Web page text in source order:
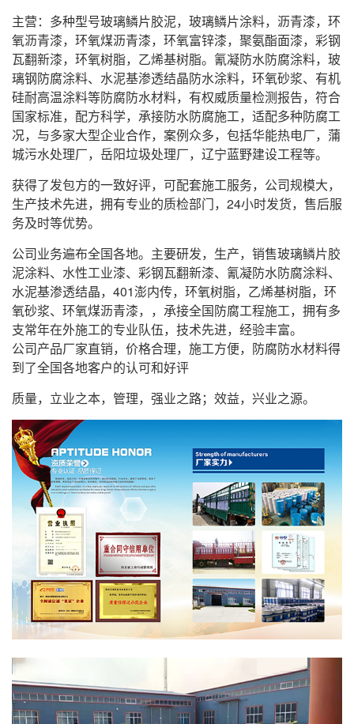
主营：多种型号玻璃鳞片胶泥，玻璃鳞片涂料，沥青漆，环
氧沥青漆，环氧煤沥青漆，环氧富锌漆，聚氨酯面漆，彩钢
瓦翻新漆，环氧树脂，乙烯基树脂。氰凝防水防腐涂料，玻
璃钢防腐涂料、 水泥基渗透结晶防水涂料，环氧砂浆、 有机
硅耐高温涂料等防腐防水材料， 有权威质量检测报告，符合
国家标准，配方科学， 承接防水防腐施工，适配多种防腐工
况，与多家大型企业合作，案例众多，包括华能热电厂，蒲
城污水处理厂，岳阳垃圾处理厂，辽宁蓝野建设工程等。
获得了发包方的一致好评，可配套施工服务，公司规模大，
生产技术先进，拥有专业的质检部门，24小时发货，售后服
务及时等优势。
公司业务遍布全国各地。主要研发，生产，销售玻璃鳞片胶
泥涂料、水性工业漆、彩钢瓦翻新漆、氰凝防水防腐涂料、
水泥基渗透结晶，401澎内传，环氧树脂，乙烯基树脂，环
氧砂浆、环氧煤沥青漆，，承接全国防腐工程施工，拥有多
支常年在外施工的专业队伍，技术先进，经验丰富。
公司产品厂家直销，价格合理，施工方便，防腐防水材料得
到了全国各地客户的认可和好评
质量，立业之本，管理，强业之路；效益，兴业之源。